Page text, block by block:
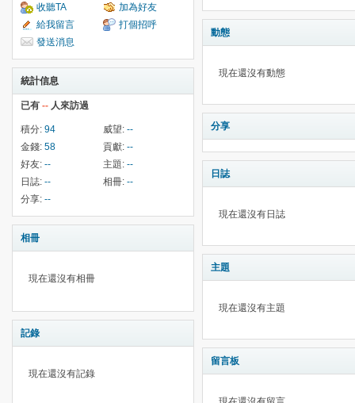
收聽TA
加為好友
給我留言
打個招呼
發送消息
統計信息
已有 -- 人來訪過
積分: 94 威望: --
金錢: 58 貢獻: --
好友: -- 主題: --
日誌: -- 相冊: --
分享: --
相冊
現在還沒有相冊
記錄
現在還沒有記錄
動態
現在還沒有動態
分享
日誌
現在還沒有日誌
主題
現在還沒有主題
留言板